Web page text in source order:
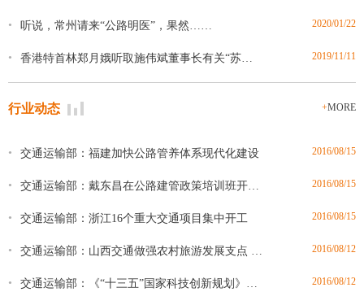
2020/01/22
• 听说，常州请来“公路明医”，果然……
2019/11/11
•
+MORE
行业动态
2016/08/15
• 交通运输部：福建加快公路管养体系现代化建设
2016/08/15
•
2016/08/15
• 交通运输部：浙江16个重大交通项目集中开工
2016/08/12
•
2016/08/12
•